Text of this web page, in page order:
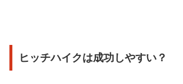
ヒッチハイクは成功しやすい？